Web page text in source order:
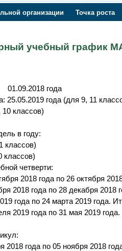
организации Точка роста
учебный график
01.09.2018 года
25.05.2019 года (для 9, 11
10 классов)
в году:
классов)
классов)
четверти:
2018 года по 26 октября
2018 года по 28 декабря
года по 24 марта 2019 года.
2019 года по 31 мая 2019
2018 года по 05 ноября 2018